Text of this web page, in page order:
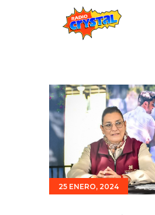
Estaciones
Eventos
Promociones
Noticias
Para ti
Contacto
25 ENERO, 2024